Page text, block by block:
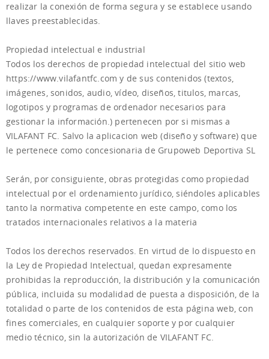
realizar la conexión de forma segura y se establece usando
llaves preestablecidas.
Propiedad intelectual e industrial
Todos los derechos de propiedad intelectual del sitio web
https://www.vilafantfc.com y de sus contenidos (textos,
imágenes, sonidos, audio, vídeo, diseños, titulos, marcas,
logotipos y programas de ordenador necesarios para
gestionar la información.) pertenecen por si mismas a
VILAFANT FC. Salvo la aplicacion web (diseño y software) que
le pertenece como concesionaria de Grupoweb Deportiva SL
Serán, por consiguiente, obras protegidas como propiedad
intelectual por el ordenamiento jurídico, siéndoles aplicables
tanto la normativa competente en este campo, como los
tratados internacionales relativos a la materia
Todos los derechos reservados. En virtud de lo dispuesto en
la Ley de Propiedad Intelectual, quedan expresamente
prohibidas la reproducción, la distribución y la comunicación
pública, incluida su modalidad de puesta a disposición, de la
totalidad o parte de los contenidos de esta página web, con
fines comerciales, en cualquier soporte y por cualquier
medio técnico, sin la autorización de VILAFANT FC.